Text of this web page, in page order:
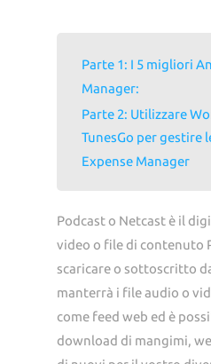
Parte 1: I 5 migliori
Manager:
Parte 2: Utilizzare
TunesGo per gestire
Expense Manager
Podcast o Netcast è il
video o file di contenuto
scaricare o sottoscritto
manterrà i file audio o
come feed web ed è
download di mangimi,